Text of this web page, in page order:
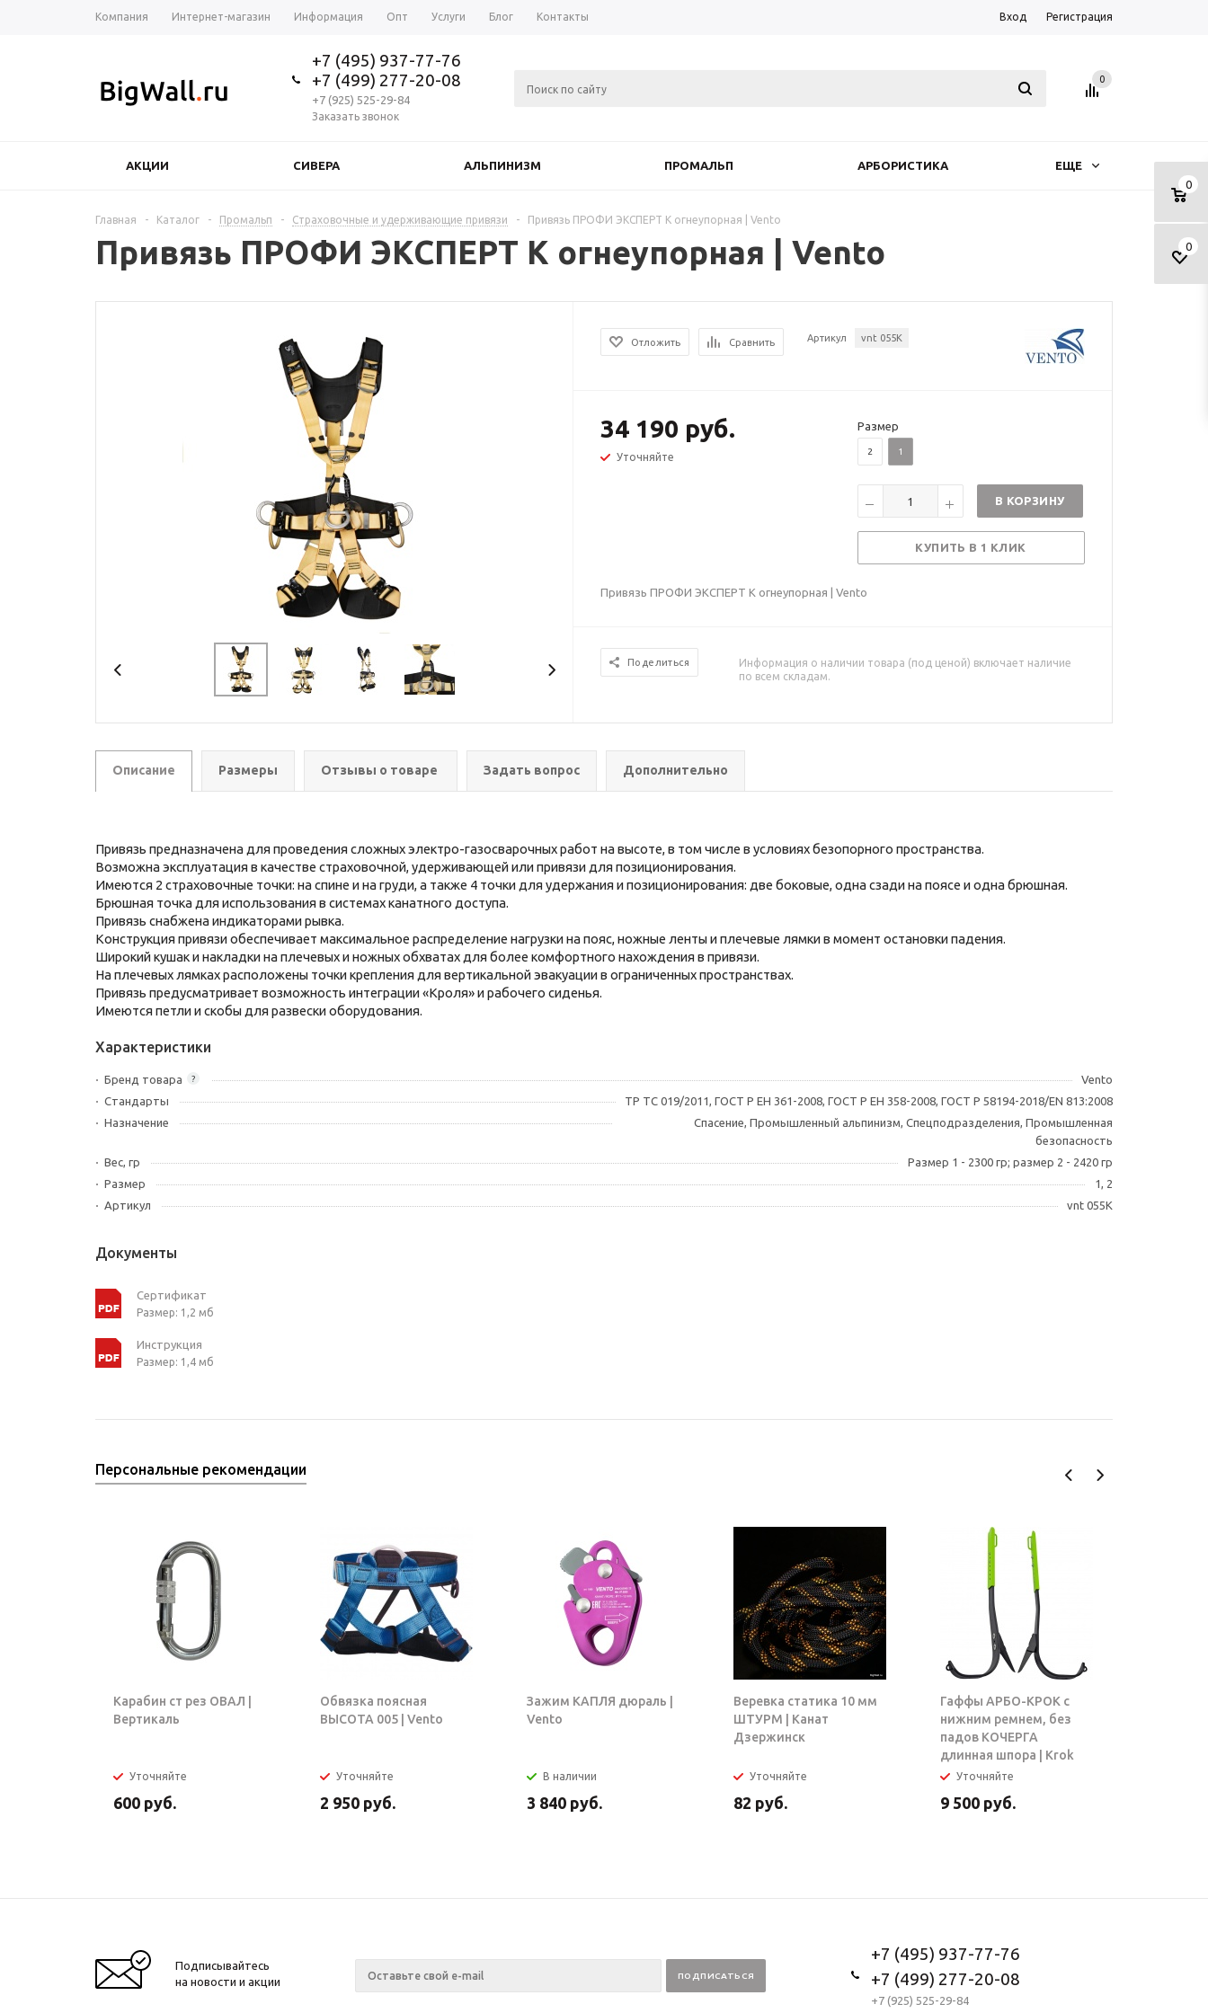
Компания Интернет-магазин Информация Опт Услуги Блог Контакты Вход Регистрация
+7 (495) 937-77-76
+7 (499) 277-20-08
+7 (925) 525-29-84
Заказать звонок
0
0
0
АКЦИИ СИВЕРА АЛЬПИНИЗМ ПРОМАЛЬП АРБОРИСТИКА ЕЩЕ
Главная - Каталог - Промальп - Страховочные и удерживающие привязи - Привязь ПРОФИ ЭКСПЕРТ К огнеупорная | Vento
Привязь ПРОФИ ЭКСПЕРТ К огнеупорная | Vento
Отложить Сравнить Артикул vnt 055К
34 190 руб.
Уточняйте
Размер
2 1
В КОРЗИНУ
КУПИТЬ В 1 КЛИК
Привязь ПРОФИ ЭКСПЕРТ К огнеупорная | Vento
Поделиться
Информация о наличии товара (под ценой) включает наличие
по всем складам.
Описание Размеры Отзывы о товаре Задать вопрос Дополнительно
Привязь предназначена для проведения сложных электро-газосварочных работ на высоте, в том числе в условиях безопорного пространства.
Возможна эксплуатация в качестве страховочной, удерживающей или привязи для позиционирования.
Имеются 2 страховочные точки: на спине и на груди, а также 4 точки для удержания и позиционирования: две боковые, одна сзади на поясе и одна брюшная.
Брюшная точка для использования в системах канатного доступа.
Привязь снабжена индикаторами рывка.
Конструкция привязи обеспечивает максимальное распределение нагрузки на пояс, ножные ленты и плечевые лямки в момент остановки падения.
Широкий кушак и накладки на плечевых и ножных обхватах для более комфортного нахождения в привязи.
На плечевых лямках расположены точки крепления для вертикальной эвакуации в ограниченных пространствах.
Привязь предусматривает возможность интеграции «Кроля» и рабочего сиденья.
Имеются петли и скобы для развески оборудования.
Характеристики
?
Бренд товара
Vento
Стандарты
ТР ТС 019/2011, ГОСТ Р ЕН 361-2008, ГОСТ Р ЕН 358-2008, ГОСТ Р 58194-2018/EN 813:2008
Назначение
Спасение, Промышленный альпинизм, Спецподразделения, Промышленная
безопасность
Вес, гр
Размер 1 - 2300 гр; размер 2 - 2420 гр
Размер
1, 2
Артикул
vnt 055К
Документы
Сертификат
Размер: 1,2 мб
Инструкция
Размер: 1,4 мб
Персональные рекомендации
Карабин ст рез ОВАЛ |
Вертикаль
Уточняйте
600 руб.
Обвязка поясная
ВЫСОТА 005 | Vento
Уточняйте
2 950 руб.
Зажим КАПЛЯ дюраль |
Vento
В наличии
3 840 руб.
Веревка статика 10 мм
ШТУРМ | Канат
Дзержинск
Уточняйте
82 руб.
Гаффы АРБО-КРОК с
нижним ремнем, без
падов КОЧЕРГА
длинная шпора | Krok
Уточняйте
9 500 руб.
Подписывайтесь
на новости и акции
+7 (495) 937-77-76
+7 (499) 277-20-08
+7 (925) 525-29-84